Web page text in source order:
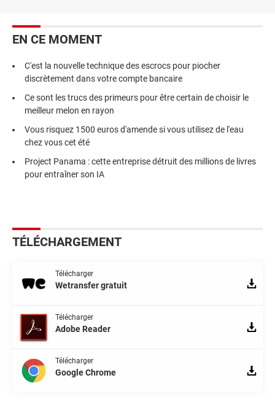
EN CE MOMENT
C'est la nouvelle technique des escrocs pour piocher
discrètement dans votre compte bancaire
Ce sont les trucs des primeurs pour être certain de choisir le
meilleur melon en rayon
Vous risquez 1500 euros d'amende si vous utilisez de l'eau
chez vous cet été
Project Panama : cette entreprise détruit des millions de livres
pour entraîner son IA
TÉLÉCHARGEMENT
Télécharger
Wetransfer gratuit
Télécharger
Adobe Reader
Télécharger
Google Chrome